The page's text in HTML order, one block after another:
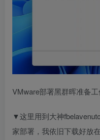
VMware部署黑群晖准备
▼这里用到大神
家部署，我依旧下载好放在